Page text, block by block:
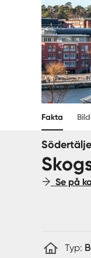
Fakta
Södertälje
Se på
Typ: